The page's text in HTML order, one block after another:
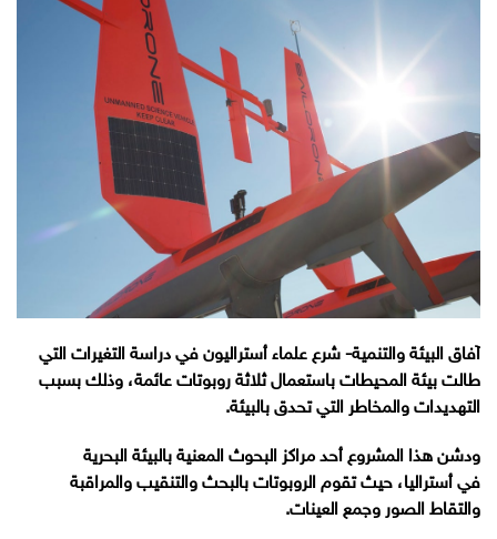
آفاق البيئة والتنمية- شرع علماء أستراليون في دراسة التغيرات التي
طالت بيئة المحيطات باستعمال ثلاثة روبوتات عائمة، وذلك بسبب
التهديدات والمخاطر التي تحدق بالبيئة.
ودشن هذا المشروع أحد مراكز البحوث المعنية بالبيئة البحرية
في أستراليا، حيث تقوم الروبوتات بالبحث والتنقيب والمراقبة
والتقاط الصور وجمع العينات.